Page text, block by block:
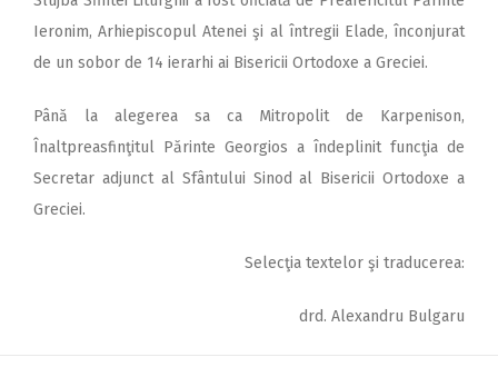
Ieronim, Arhiepiscopul Atenei şi al întregii Elade, înconjurat
de un sobor de 14 ierarhi ai Bisericii Ortodoxe a Greciei.
Până la alegerea sa ca Mitropolit de Karpenison,
Înaltpreasfinţitul Părinte Georgios a îndeplinit funcţia de
Secretar adjunct al Sfântului Sinod al Bisericii Ortodoxe a
Greciei.
Selecţia textelor şi traducerea:
drd. Alexandru Bulgaru